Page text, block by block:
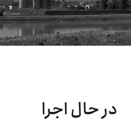
در حال اجرا